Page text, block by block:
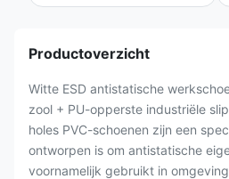
Productoverzicht
Witte ESD antistatische
zool + PU-opperste industriële
holes PVC-schoenen zijn een
ontworpen is om antistatische
voornamelijk gebruikt in